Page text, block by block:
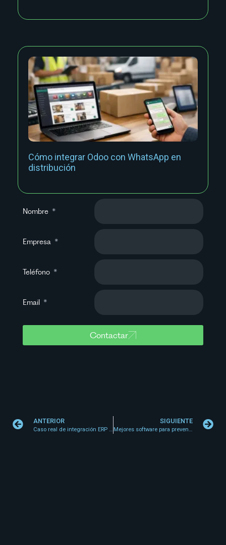
Cómo integrar Odoo con WhatsApp en
distribución
Nombre
Empresa
Teléfono
Email
Contactar
ANTERIOR
Caso real de integración ERP y reparto
SIGUIENTE
Mejores software para preventa móvil